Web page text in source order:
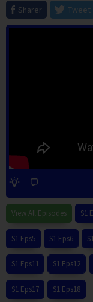
Sharer
Tweet
View All Episodes S1
S1 Eps5 S1 Eps6
S1 Eps11 S1 Eps12
S1 Eps17 S1 Eps18